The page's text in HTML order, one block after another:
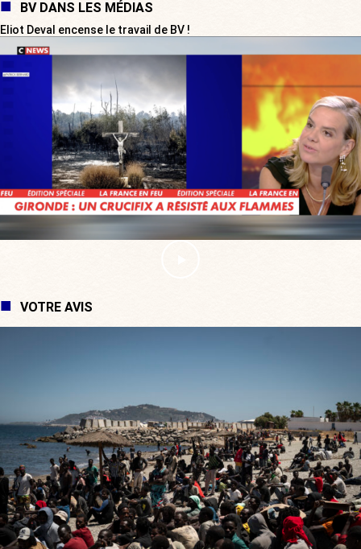
BV DANS LES MÉDIAS
Eliot Deval encense le travail de BV !
VOTRE AVIS